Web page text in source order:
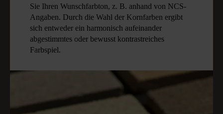
Sie Ihren Wunschfarbton, z. B. anhand von NCS-
Angaben. Durch die Wahl der Kornfarben ergibt
sich entweder ein harmonisch aufeinander
abgestimmtes oder bewusst kontrastreiches
Farbspiel.